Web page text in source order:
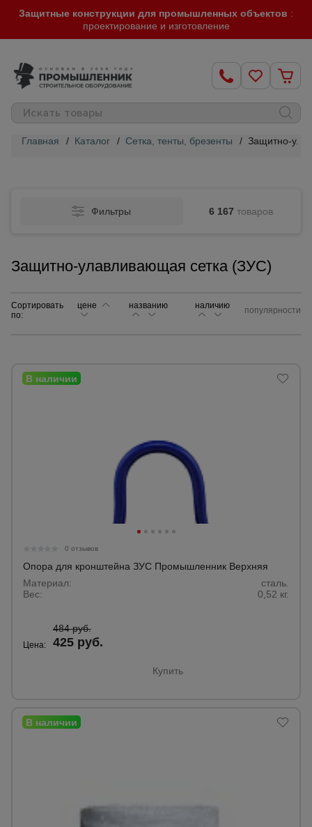
Защитные конструкции для промышленных объектов :
проектирование и изготовление
Главная / Каталог / Сетка, тенты, брезенты / Защитно-
Фильтры 6 167 товаров
Защитно-улавливающая сетка (ЗУС)
Сортировать
по:
цене названию наличию популярности
0 отзывов
Опора для кронштейна ЗУС Промышленник Верхняя
Материал:
сталь.
Вес:
0,52 кг.
Цена:
484 руб.
425 руб.
Купить
Грузоподъемное
оборудование
товаров